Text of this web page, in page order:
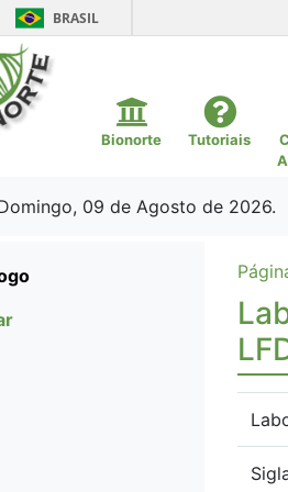
BRASIL
Bionorte Tutoriais
09 de Agosto de 2026.